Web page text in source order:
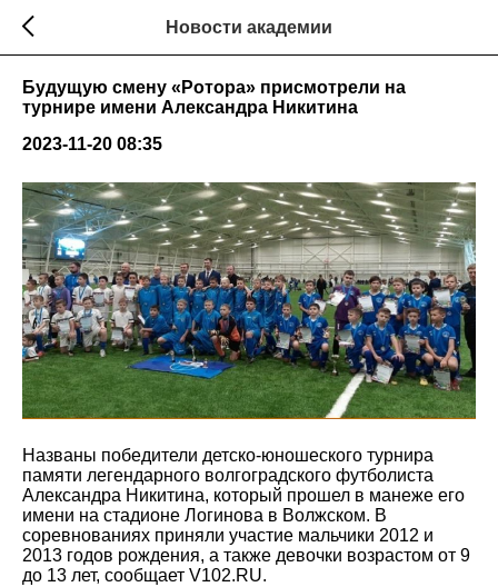
Новости академии
Будущую смену «Ротора» присмотрели на
турнире имени Александра Никитина
2023-11-20 08:35
Названы победители детско-юношеского турнира
памяти легендарного волгоградского футболиста
Александра Никитина, который прошел в манеже его
имени на стадионе Логинова в Волжском. В
соревнованиях приняли участие мальчики 2012 и
2013 годов рождения, а также девочки возрастом от 9
до 13 лет, сообщает V102.RU.